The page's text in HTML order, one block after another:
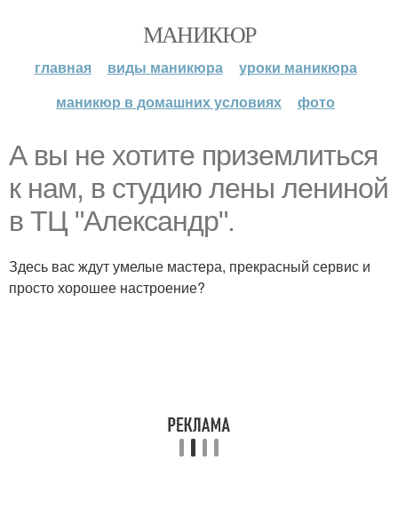
МАНИКЮР
главная виды маникюра
уроки маникюра
маникюр в домашних условиях
фото
А вы не хотите приземлиться
к нам, в студию лены лениной
в ТЦ "Александр".
Здесь вас ждут умелые мастера, прекрасный сервис и
просто хорошее настроение?